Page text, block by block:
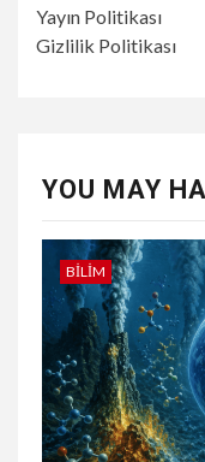
Yayın Politikası
Gizlilik Politikası
YOU MAY
BILIM